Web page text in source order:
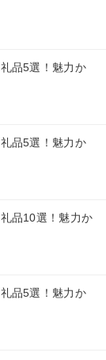
品5選！魅力か
品5選！魅力か
品10選！魅力か
品5選！魅力か